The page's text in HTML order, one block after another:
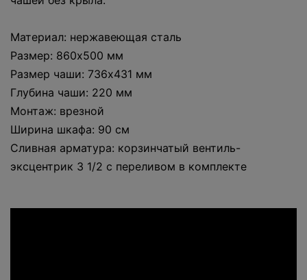
Материал: нержавеющая сталь
Размер: 860x500 мм
Размер чаши: 736х431 мм
Глубина чаши: 220 мм
Монтаж: врезной
Ширина шкафа: 90 см
Сливная арматура: корзинчатый вентиль-
эксцентрик 3 1/2 с переливом в комплекте